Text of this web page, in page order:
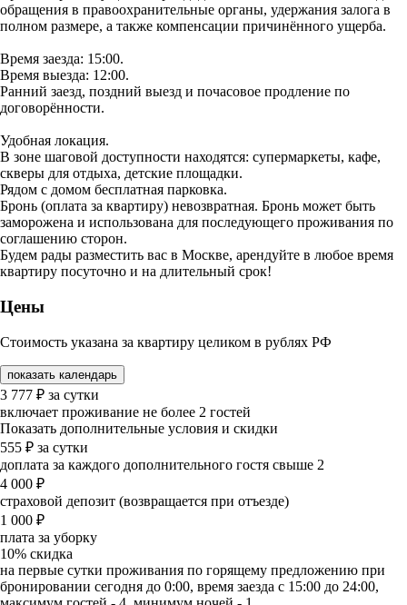
обращения в правоохранительные органы, удержания залога в
полном размере, а также компенсации причинённого ущерба.
Время заезда: 15:00.
Время выезда: 12:00.
Ранний заезд, поздний выезд и почасовое продление по
договорённости.
Удобная локация.
В зоне шаговой доступности находятся: супермаркеты, кафе,
скверы для отдыха, детские площадки.
Рядом с домом бесплатная парковка.
Бронь (оплата за квартиру) невозвратная. Бронь может быть
заморожена и использована для последующего проживания по
соглашению сторон.
Будем рады разместить вас в Москве, арендуйте в любое время
квартиру посуточно и на длительный срок!
Цены
Стоимость указана за квартиру целиком в рублях РФ
показать календарь
3 777 ₽ за сутки
включает проживание не более 2 гостей
Показать дополнительные условия и скидки
555 ₽ за сутки
доплата за каждого дополнительного гостя свыше 2
4 000 ₽
страховой депозит (возвращается при отъезде)
1 000 ₽
плата за уборку
10% скидка
на первые сутки проживания по горящему предложению при
бронировании сегодня до 0:00, время заезда с 15:00 до 24:00,